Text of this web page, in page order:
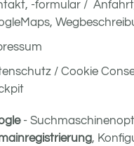
-formular /
/ Cookie
-
,